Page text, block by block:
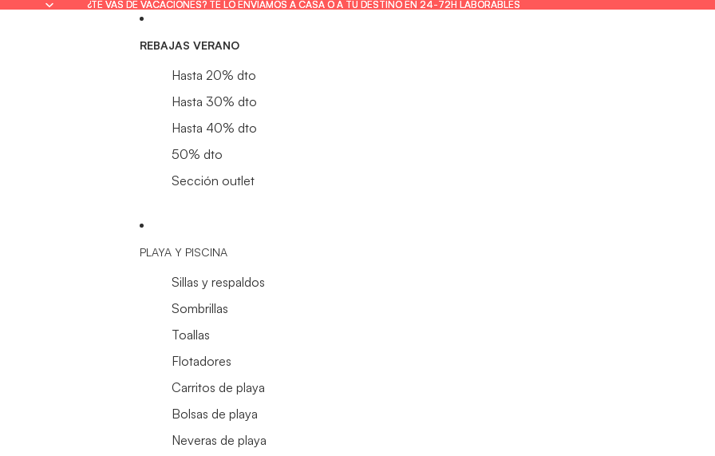
¿TE VAS DE VACACIONES? TE LO ENVIAMOS A CASA O A TU DESTINO EN 24-72H LABORABLES
¿TE VAS DE VACACIONES? TE LO ENVIAMOS A CASA O A TU DESTINO EN 24-72H LABORABLES
REBAJAS VERANO
Hasta 20% dto
Hasta 30% dto
Hasta 40% dto
50% dto
Sección outlet
PLAYA Y PISCINA
Sillas y respaldos
Sombrillas
Toallas
Flotadores
Carritos de playa
Bolsas de playa
Neveras de playa